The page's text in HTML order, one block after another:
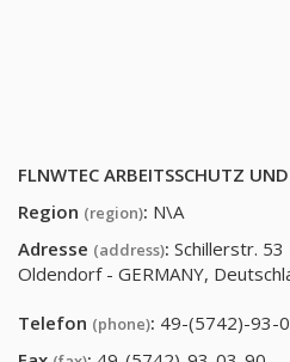
FLNWTEC ARBEITSSCHUTZ
Region (region): N\A
Adresse (address): Schillerstr.
Oldendorf - GERMANY,
Telefon (phone): 49-(5742)-93-